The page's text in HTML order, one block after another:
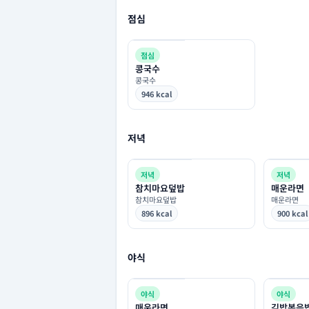
점심
점심
콩국수
콩국수
946 kcal
저녁
저녁
참치마요덮밥
참치마요덮밥
896 kcal
저녁
매운라면
매운라면
900 kcal
야식
야식 야식